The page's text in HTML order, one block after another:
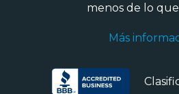
menos de lo
Más